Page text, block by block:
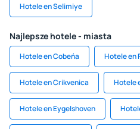
Hotele en Selimiye
Najlepsze hotele - miasta
Hotele en Cobeńa Hotele en
Hotele en Crikvenica Hotele
Hotele en Eygelshoven